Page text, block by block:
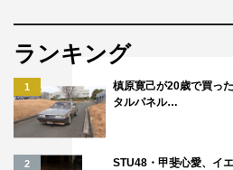
ランキング
1
槙原寛己が20歳で買っ
タルパネル…
2
STU48・甲斐心愛、イ